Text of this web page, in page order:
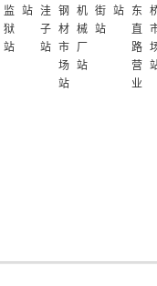
监
狱
站
站 洼
子
站
钢
材
市
场
站
机
械
厂
站
街
站
站
东
直
路
营
业